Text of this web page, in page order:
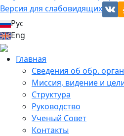
Версия для слабовидящих
Рус
Eng
Главная
Сведения об обр.
Миссия, видение и
Структура
Руководство
Ученый Совет
Контакты